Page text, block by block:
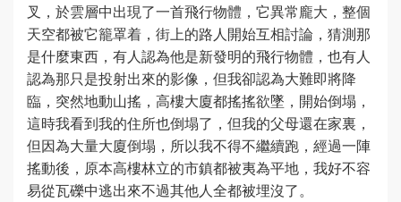
叉，於雲層中出現了一首飛行物體，它異常龐大，整個
天空都被它籠罩着，街上的路人開始互相討論，猜測那
是什麼東西，有人認為他是新發明的飛行物體，也有人
認為那只是投射出來的影像，但我卻認為大難即將降
臨，突然地動山搖，高樓大廈都搖搖欲墜，開始倒塌，
這時我看到我的住所也倒塌了，但我的父母還在家裏，
但因為大量大廈倒塌，所以我不得不繼續跑，經過一陣
搖動後，原本高樓林立的市鎮都被夷為平地，我好不容
易從瓦礫中逃出來不過其他人全都被埋沒了。